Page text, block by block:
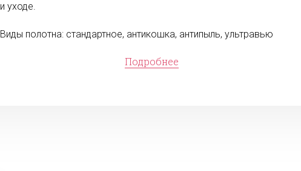
и уходе.
Виды полотна: стандартное, антикошка, антипыль, ультравью
Подробнее